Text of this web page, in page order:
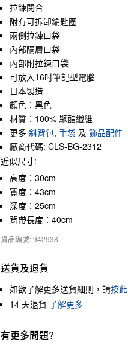
拉鍊閉合
附有可拆卸鑰匙圈
兩側拉鍊口袋
內部隔層口袋
內部附拉鍊口袋
可放入16吋筆記型電腦
日本製造
顏色：黑色
材質：100% 聚酯纖維
更多 斜背包, 手袋 及 飾品配件
廠商代碼: CLS-BG-2312
近似尺寸:
高度：30cm
寬度：43cm
深度：25cm
背帶長度：40cm
貨品編號: 942938
送貨及退貨
如欲了解更多送貨細則，請按此
14 天退貨 了解更多
有更多問題?